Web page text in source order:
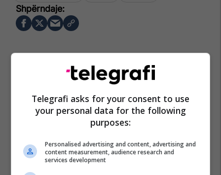
Telegrafi asks for your consent to use
your personal data for the following
purposes:
Personalised advertising and content, advertising and
content measurement, audience research and
services development